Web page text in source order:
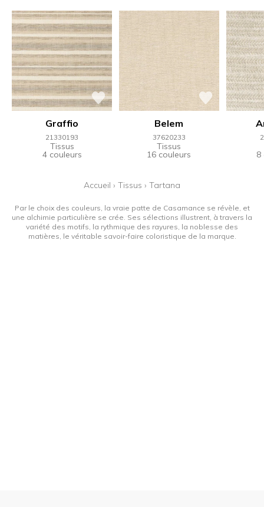
Graffio
21330193
Tissus
4 couleurs
Belem
37620233
Tissus
16 couleurs 8
Accueil › Tissus › Tartana
Par le choix des couleurs, la vraie patte de Casamance se révèle, et
une alchimie particulière se crée. Ses sélections illustrent, à travers la
variété des motifs, la rythmique des rayures, la noblesse des
matières, le véritable savoir-faire coloristique de la marque.